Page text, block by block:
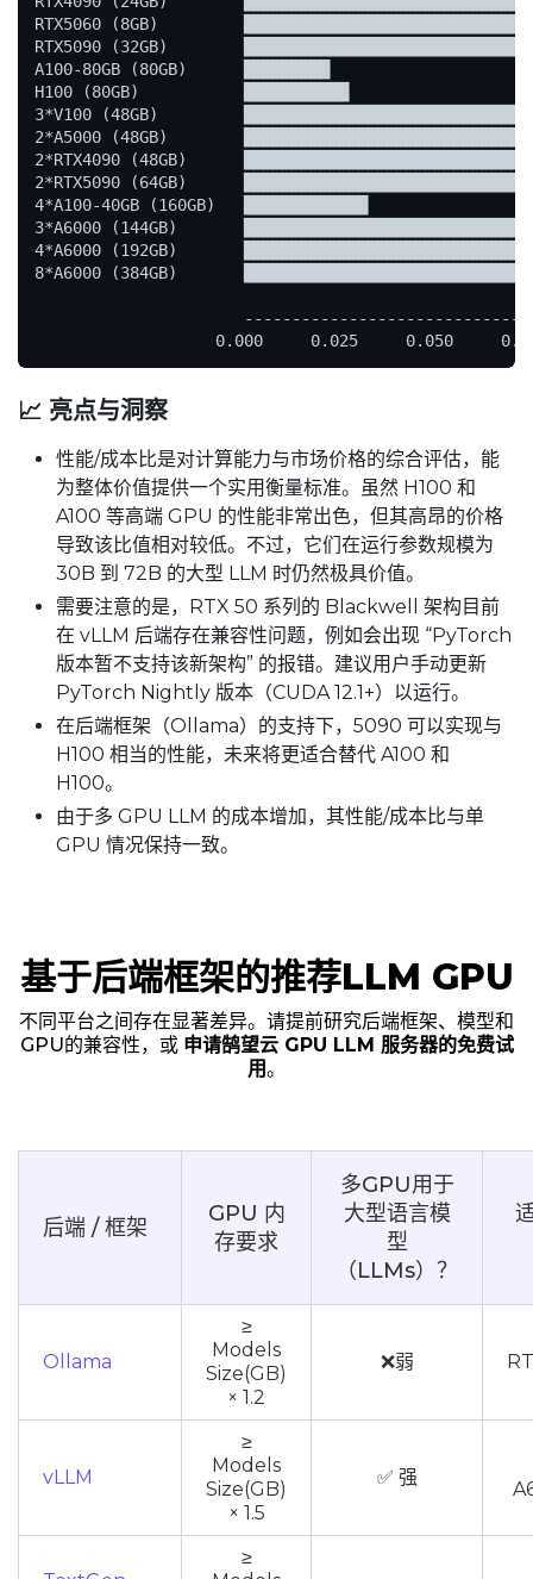
RTX5060 (8GB)
RTX5090 (32GB)
A100-80GB (80GB)      █████████
H100 (80GB)           ███████████
3*V100 (48GB)
2*A5000 (48GB)
2*RTX4090 (48GB)
2*RTX5090 (64GB)
4*A100-40GB (160GB)   █████████████
3*A6000 (144GB)
4*A6000 (192GB)
8*A6000 (384GB)
📈 亮点与洞察
性能/成本比是对计算能力与市场价格的综合评估，能
为整体价值提供一个实用衡量标准。虽然 H100 和
A100 等高端 GPU 的性能非常出色，但其高昂的价格
导致该比值相对较低。不过，它们在运行参数规模为
30B 到 72B 的大型 LLM 时仍然极具价值。
需要注意的是，RTX 50 系列的 Blackwell 架构目前
在 vLLM 后端存在兼容性问题，例如会出现 “PyTorch
版本暂不支持该新架构” 的报错。建议用户手动更新
PyTorch Nightly 版本（CUDA 12.1+）以运行。
在后端框架（Ollama）的支持下，5090 可以实现与
H100 相当的性能，未来将更适合替代 A100 和
H100。
由于多 GPU LLM 的成本增加，其性能/成本比与单
GPU 情况保持一致。
基于后端框架的推荐LLM GPU
不同平台之间存在显著差异。请提前研究后端框架、模型和
GPU的兼容性，或 申请鹄望云 GPU LLM 服务器的免费试
用。
后端 / 框架
GPU 内
存要求
多GPU用于
大型语言模
型
（LLMs）？
Ollama
≥
Models
Size(GB)
× 1.2
❌弱
vLLM
≥
Models
Size(GB)
× 1.5
✅ 强
≥